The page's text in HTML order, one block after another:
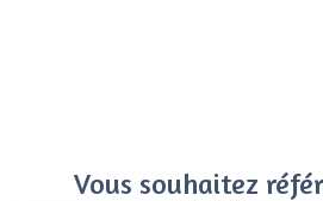
Vous souhaitez